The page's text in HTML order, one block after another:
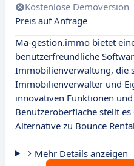
Kostenlose Demoversion
Preis auf Anfrage
Ma-gestion.immo bietet
benutzerfreundliche
Immobilienverwaltung, die
Immobilienverwalter und
innovativen Funktionen
Benutzeroberfläche stellt
Alternative zu Bounce
Mehr Details anzeigen